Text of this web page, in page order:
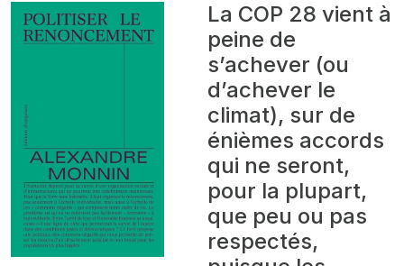
La COP 28 vient à
peine de
s’achever (ou
d’achever le
climat), sur de
énièmes accords
qui ne seront,
pour la plupart,
que peu ou pas
respectés,